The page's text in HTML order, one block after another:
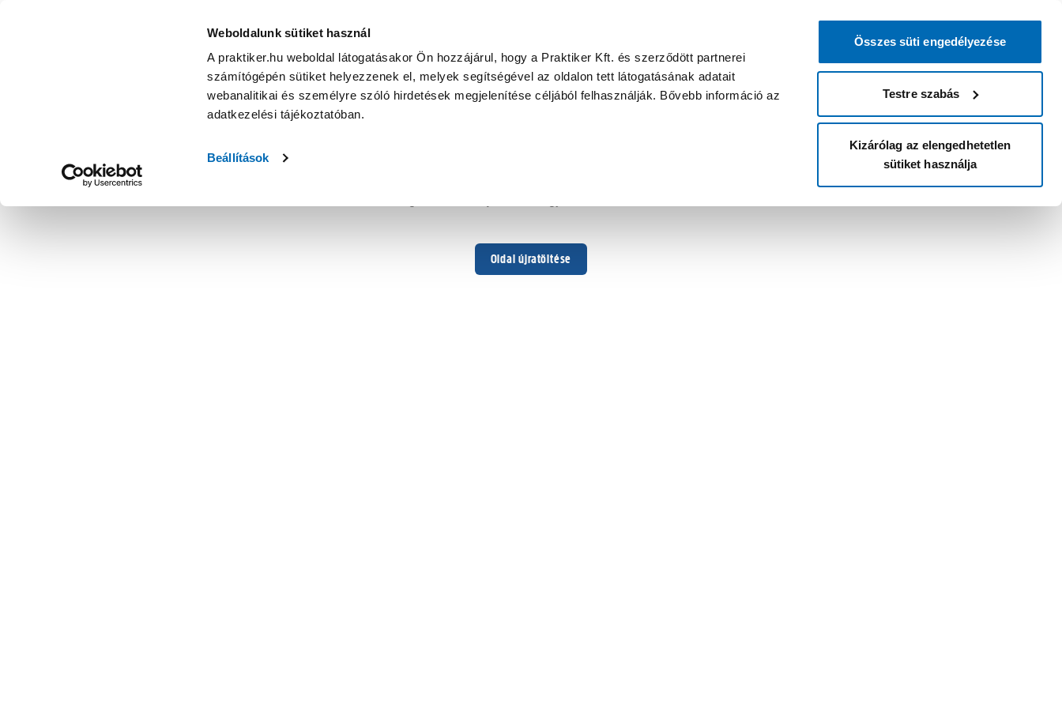
Weboldalunk sütiket használ
A praktiker.hu weboldal látogatásakor Ön hozzájárul, hogy a Praktiker Kft. és szerződött partnerei
számítógépén sütiket helyezzenek el, melyek segítségével az oldalon tett látogatásának adatait
webanalitikai és személyre szóló hirdetések megjelenítése céljából felhasználják. Bővebb információ az
adatkezelési tájékoztatóban.
Beállítások
Összes süti engedélyezése
Testre szabás
Kizárólag az elengedhetetlen
sütiket használja
Oldal újratöltése